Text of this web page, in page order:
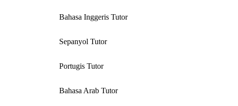
Bahasa Inggeris Tutor
Sepanyol Tutor
Portugis Tutor
Bahasa Arab Tutor